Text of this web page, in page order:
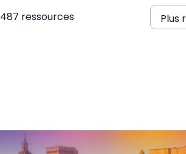
487 ressources